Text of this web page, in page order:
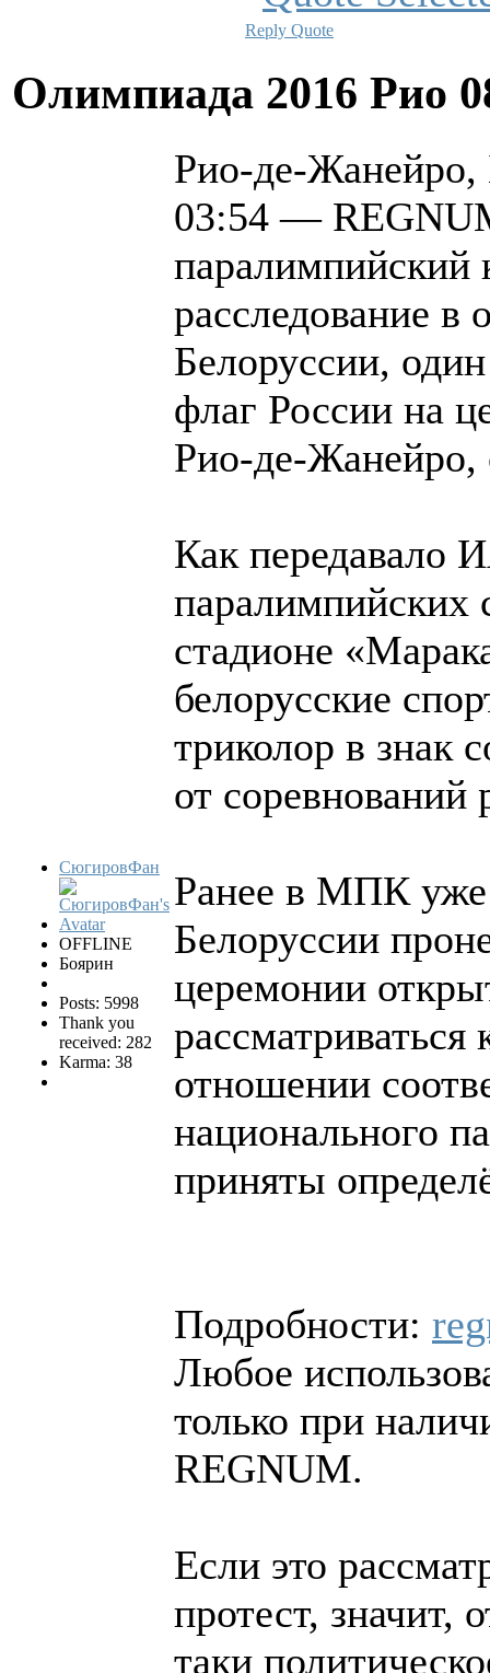
Reply Quote
Олимпиада 2016 Рио
СюгировФан
OFFLINE
Боярин
Posts: 5998
Thank you
received: 282
Karma: 38
Рио-де-Жанейро,
03:54 —
расследование в
Белоруссии,
флаг России на
Рио-де-Жанейро,
Как передавало
паралимпийских
стадионе
белорусские
триколор в знак
от
Ранее в МПК уже
Белоруссии
церемонии
рассматриваться
отношении
национального
приняты
Подробности:
Любое
только при
REGNUM.
Если это
протест, значит,
таки